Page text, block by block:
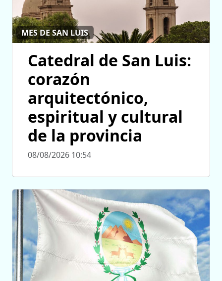
MES DE SAN LUIS
Catedral de San Luis:
corazón
arquitectónico,
espiritual y cultural
de la provincia
08/08/2026 10:54